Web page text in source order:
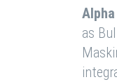
Alpha
as